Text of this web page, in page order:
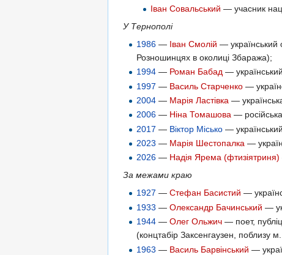
Іван Совальський — учасник
У Тернополі
1986 — Іван Смолій — український
Розношинцях в околиці Збаража);
1994 — Роман Бабад —
1997 — Василь Старченко —
2004 — Марія Ластівка —
2006 — Ніна Томашова —
2017 — Віктор Місько —
2023 — Марія Шестопалка —
2026 — Надія Ярема (фтизіятриня)
За межами краю
1927 —Стефан Басистий —
1933 —Олександр Бачинський —
1944 —Олег Ольжич — поет,
(концтабір Заксенгаузен, поблизу
1963 — Василь Барвінський —